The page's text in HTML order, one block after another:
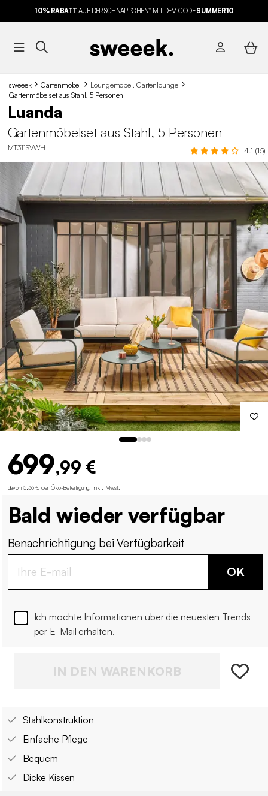
10% RABATT AUF DER SCHNÄPPCHEN* MIT DEM CODESUMMER10
sweeek Gartenmöbel
Loungemöbel, Gartenlounge
Gartenmöbelset aus Stahl, 5 Personen
Luanda
Gartenmöbelset aus Stahl, 5 Personen
MT311SVWH 4.1 (15)
699,99 €
davon 5,36 € der Öko-Beteiligung inkl. Mwst.
Bald wieder verfügbar
Benachrichtigung bei Verfügbarkeit
OK
Ich möchte Informationen über die neuesten Trends
per E-Mail erhalten.
IN DEN WARENKORB
Stahlkonstruktion
Einfache Pflege
Bequem
Dicke Kissen